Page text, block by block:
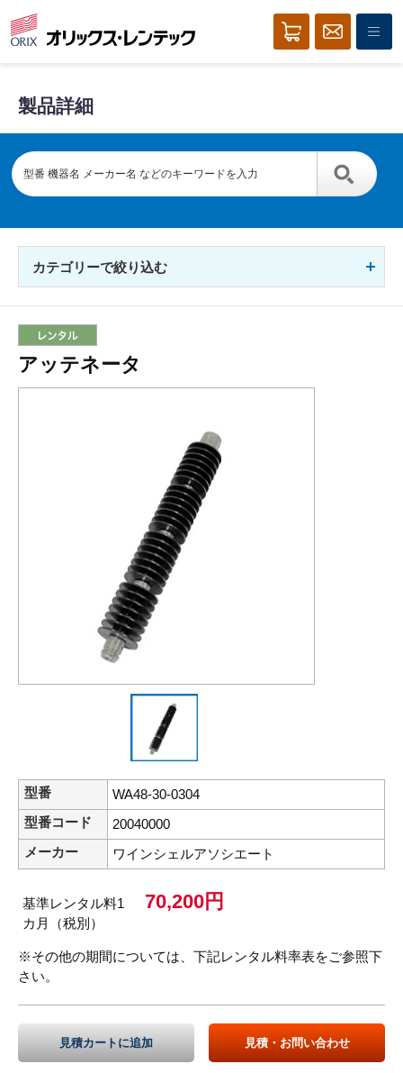
製品詳細
カテゴリーで絞り込む
アッテネータ
型番
WA48-30-0304
型番コード
20040000
メーカー
ワインシェルアソシエート
基準レンタル料1
カ月（税別）
70,200円
※その他の期間については、下記レンタル料率表をご参照下
さい。
見積カートに追加 見積・お問い合わせ